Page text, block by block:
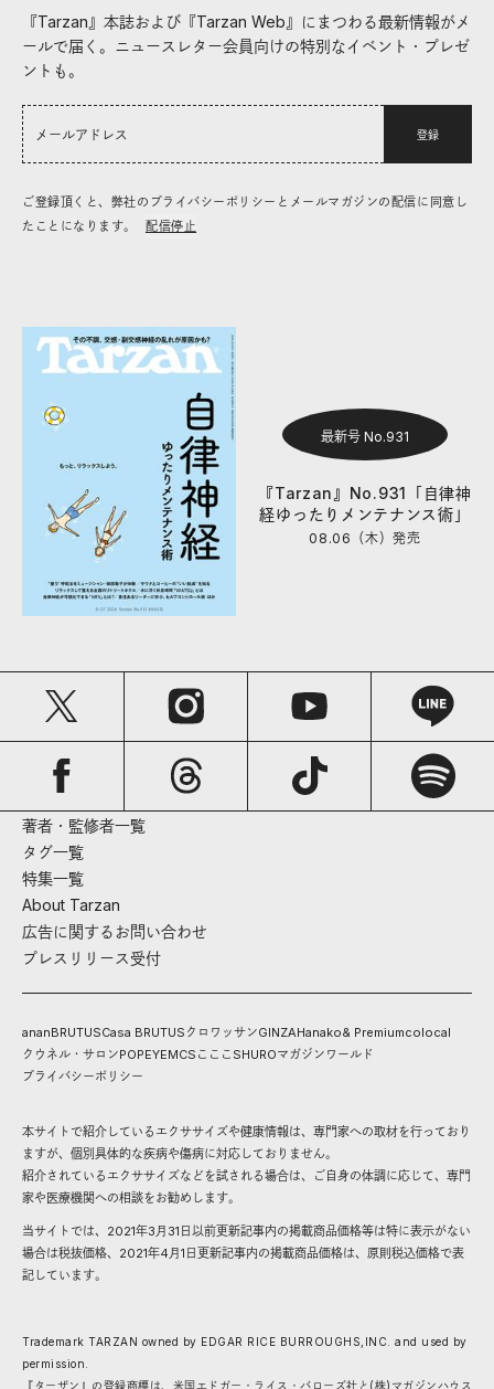
『Tarzan』本誌および『Tarzan Web』にまつわる最新情報がメ
ールで届く。ニュースレター会員向けの特別なイベント・プレゼ
ントも。
登録
ご登録頂くと、弊社のプライバシーポリシーとメールマガジンの配信に同意し
たことになります。
配信停止
最新号 No.931
『Tarzan』No.931「自律神
経ゆったりメンテナンス術」
08.06（木）発売
著者・監修者一覧
タグ一覧
特集一覧
About Tarzan
広告に関するお問い合わせ
プレスリリース受付
ananBRUTUSCasa BRUTUS クロワッサンGINZAHanako& Premiumcolocal
クウネル・サロンPOPEYEMCS こここ SHUROマガジンワールド
プライバシーポリシー
本サイトで紹介しているエクササイズや健康情報は、専門家への取材を行っており
ますが、個別具体的な疾病や傷病に対応しておりません。
紹介されているエクササイズなどを試される場合は、ご自身の体調に応じて、専門
家や医療機関への相談をお勧めします。
当サイトでは、2021年3月31日以前更新記事内の掲載商品価格等は特に表示がない
場合は税抜価格、2021年4月1日更新記事内の掲載商品価格は、原則税込価格で表
記しています。
Trademark TARZAN owned by EDGAR RICE BURROUGHS,INC. and used by
permission.
『ターザン』の登録商標は、米国エドガー・ライス・バローズ社と(株)マガジンハウス